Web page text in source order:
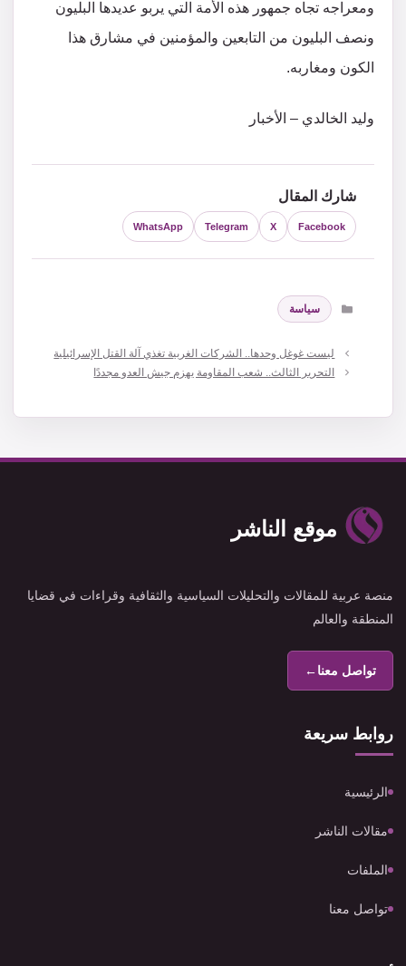
ومعراجه تجاه جمهور هذه الأمة التي يربو عديدها البليون
ونصف البليون من التابعين والمؤمنين في مشارق هذا
الكون ومغاربه.
وليد الخالدي – الأخبار
شارك المقال
Facebook
X
Telegram
WhatsApp
التصنيفات
سياسة
ليست غوغل وحدها.. الشركات الغربية تغذي آلة القتل الإسرائيلية
التحرير الثالث.. شعب المقاومة يهزم جيش العدو مجددًا
موقع الناشر
منصة عربية للمقالات والتحليلات السياسية والثقافية وقراءات في قضايا
المنطقة والعالم
تواصل معنا←
روابط سريعة
الرئيسية
مقالات الناشر
الملفات
تواصل معنا